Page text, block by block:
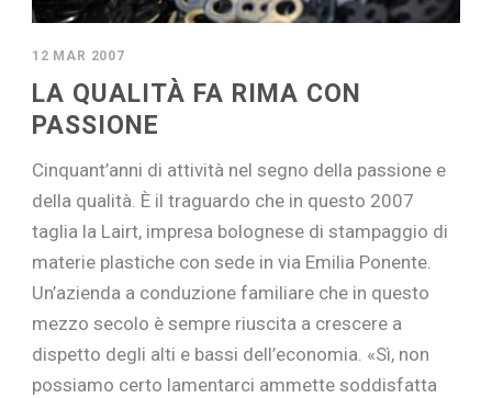
12 MAR 2007
LA QUALITÀ FA RIMA CON
PASSIONE
Cinquant’anni di attività nel segno della passione e
della qualità. È il traguardo che in questo 2007
taglia la Lairt, impresa bolognese di stampaggio di
materie plastiche con sede in via Emilia Ponente.
Un’azienda a conduzione familiare che in questo
mezzo secolo è sempre riuscita a crescere a
dispetto degli alti e bassi dell’economia. «Sì, non
possiamo certo lamentarci ammette soddisfatta